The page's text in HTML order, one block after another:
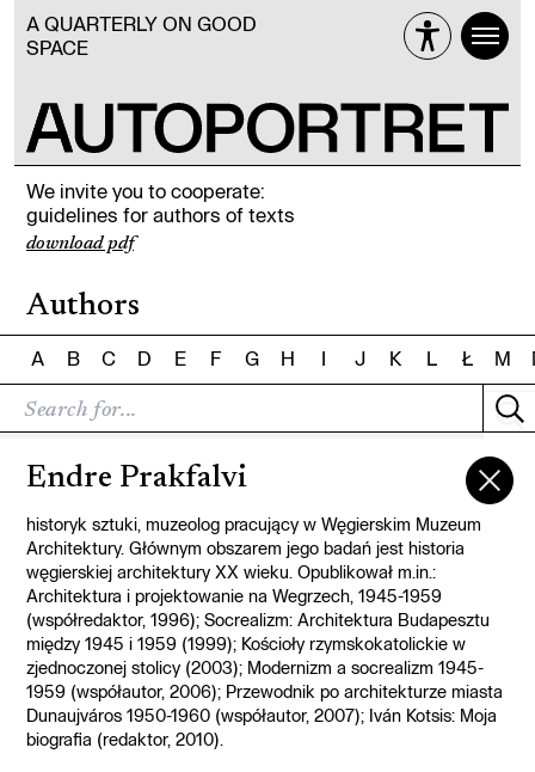
A QUARTERLY ON GOOD
SPACE
We invite you to cooperate:
guidelines for authors of texts
download pdf
Authors
A B C D E F G H I J K L Ł M
Endre Prakfalvi
historyk sztuki, muzeolog pracujący w Węgierskim Muzeum
Architektury. Głównym obszarem jego badań jest historia
węgierskiej architektury XX wieku. Opublikował m.in.:
Architektura i projektowanie na Wegrzech, 1945-1959
(współredaktor, 1996); Socrealizm: Architektura Budapesztu
między 1945 i 1959 (1999); Kościoły rzymskokatolickie w
zjednoczonej stolicy (2003); Modernizm a socrealizm 1945-
1959 (współautor, 2006); Przewodnik po architekturze miasta
Dunaujváros 1950-1960 (współautor, 2007); Iván Kotsis: Moja
biografia (redaktor, 2010).